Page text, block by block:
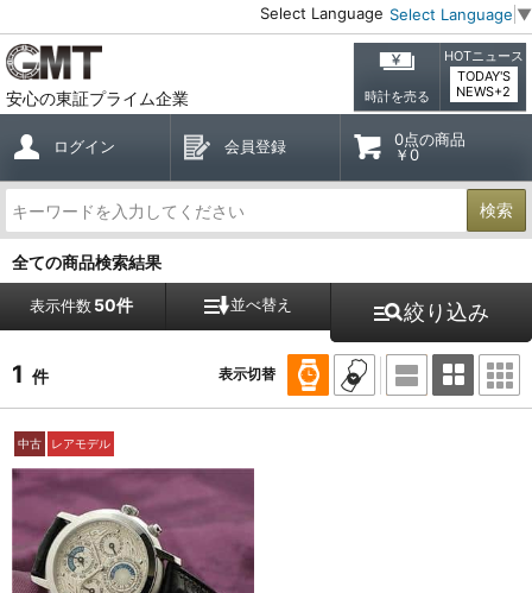
Select Language Select Language ▼
安心の東証プライム企業 時計を売る
HOTニュース
TODAY'S
NEWS+2
ログイン 会員登録
0点の商品
￥0
検索
全ての商品検索結果
表示件数50件 並べ替え 絞り込み
1 件 表示切替
中古 レアモデル